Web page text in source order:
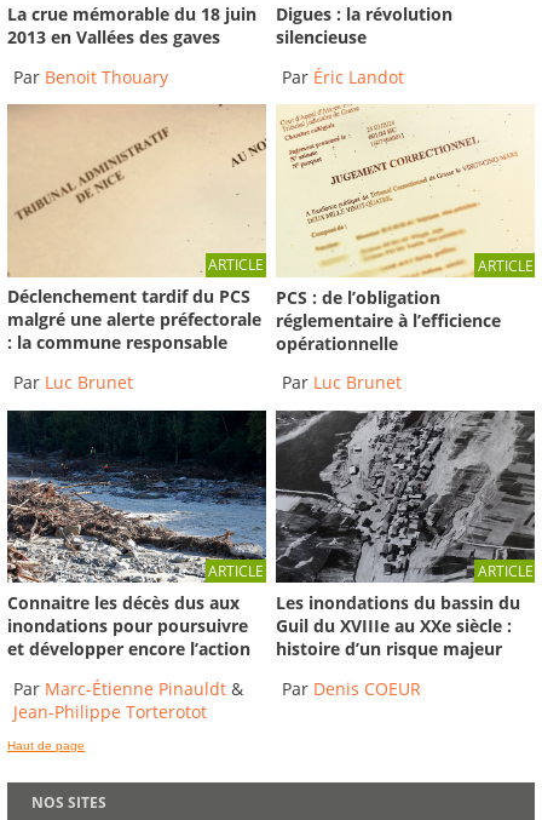
La crue mémorable du 18 juin
2013 en Vallées des gaves
Par Benoit Thouary
Digues : la révolution
silencieuse
Par Éric Landot
ARTICLE
Déclenchement tardif du PCS
malgré une alerte préfectorale
: la commune responsable
Par Luc Brunet
ARTICLE
PCS : de l’obligation
réglementaire à l’efficience
opérationnelle
Par Luc Brunet
ARTICLE
Connaitre les décès dus aux
inondations pour poursuivre
et développer encore l’action
Par Marc-Étienne Pinauldt &
Jean-Philippe Torterotot
ARTICLE
Les inondations du bassin du
Guil du XVIIIe au XXe siècle :
histoire d’un risque majeur
Par Denis COEUR
Haut de page
NOS SITES